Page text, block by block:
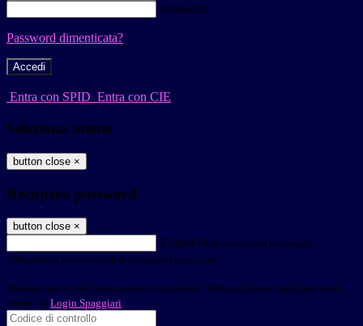
Password
Password dimenticata?
-
Entra con SPID Entra con CIE
Seleziona utente
button close ×
Recupero password
button close ×
E-mail Verrà inviato un messaggio
all'indirizzo indicato con le istruzioni necessarie.
Non hai una e-mail associata al nome utente? Effettua il reset della password
tramite la Login Spaggiari